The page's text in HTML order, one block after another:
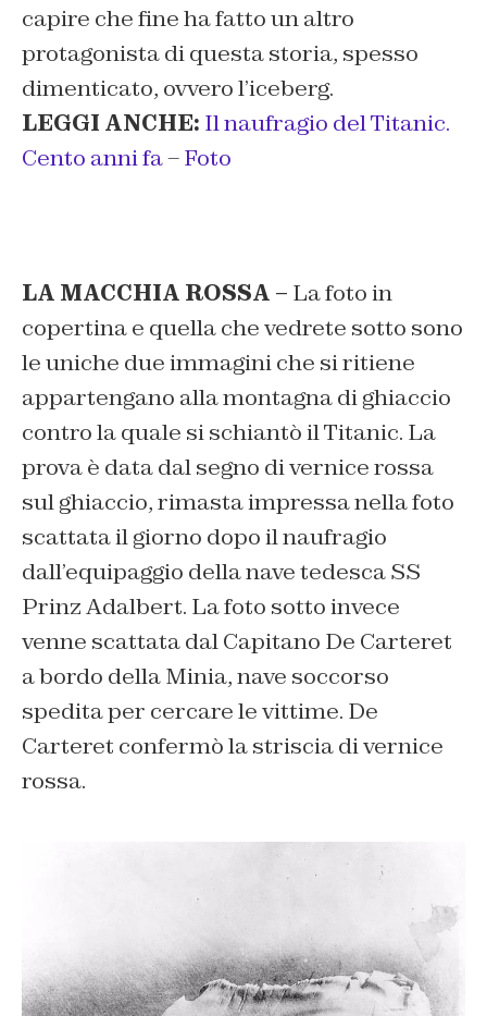
capire che fine ha fatto un altro
protagonista di questa storia, spesso
dimenticato, ovvero l’iceberg.
LEGGI ANCHE: Il naufragio del Titanic.
Cento anni fa–Foto
LA MACCHIA ROSSA – La foto in
copertina e quella che vedrete sotto sono
le uniche due immagini che si ritiene
appartengano alla montagna di ghiaccio
contro la quale si schiantò il Titanic. La
prova è data dal segno di vernice rossa
sul ghiaccio, rimasta impressa nella foto
scattata il giorno dopo il naufragio
dall’equipaggio della nave tedesca SS
Prinz Adalbert. La foto sotto invece
venne scattata dal Capitano De Carteret
a bordo della Minia, nave soccorso
spedita per cercare le vittime. De
Carteret confermò la striscia di vernice
rossa.